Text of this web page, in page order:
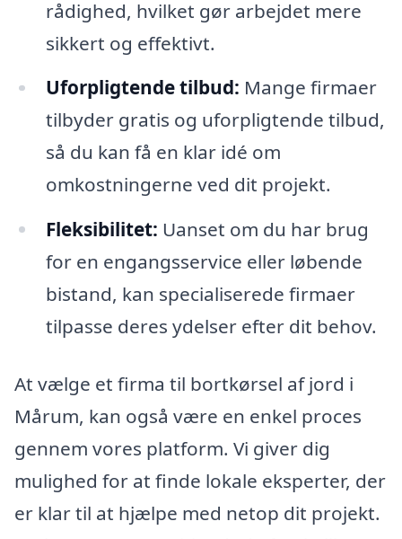
rådighed, hvilket gør arbejdet mere
sikkert og effektivt.
Uforpligtende tilbud: Mange firmaer
tilbyder gratis og uforpligtende tilbud,
så du kan få en klar idé om
omkostningerne ved dit projekt.
Fleksibilitet: Uanset om du har brug
for en engangsservice eller løbende
bistand, kan specialiserede firmaer
tilpasse deres ydelser efter dit behov.
At vælge et firma til bortkørsel af jord i
Mårum, kan også være en enkel proces
gennem vores platform. Vi giver dig
mulighed for at finde lokale eksperter, der
er klar til at hjælpe med netop dit projekt.